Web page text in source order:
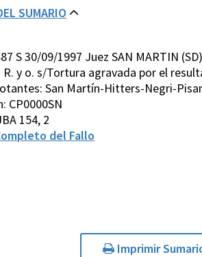
SUMARIO
S 30/09/1997 Juez SAN MARTIN (SD)
R. y o. s/Tortura agravada por el
San Martín-Hitters-Negri-
CP0000SN
154, 2
del Fallo
Imprimir